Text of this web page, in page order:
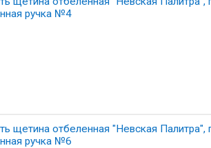
ручка №4
щетина отбеленная "Невская Палитра",
ручка №6